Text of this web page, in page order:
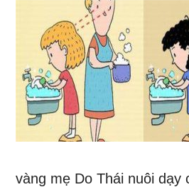
vàng mẹ Do Thái nuôi dạy